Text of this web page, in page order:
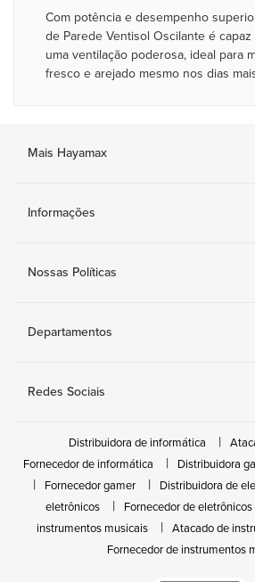
Com potência e desempenho
de Parede Ventisol Oscilante é
uma ventilação poderosa, ideal para
fresco e arejado mesmo nos dias
Mais Hayamax
Informações
Nossas Políticas
Departamentos
Redes Sociais
Distribuidora de informática
Fornecedor de informática
Distribuidora
Fornecedor gamer
Distribuidora de
eletrônicos
Fornecedor de eletrônicos
instrumentos musicais
Atacado de
Fornecedor de instrumentos